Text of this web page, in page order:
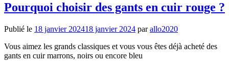
Pourquoi choisir des gants en cuir rouge ?
Publié le 18 janvier 202418 janvier 2024 parallo2020
Vous aimez les grands classiques et vous vous êtes déjà acheté des
gants en cuir marrons, noirs ou encore bleu